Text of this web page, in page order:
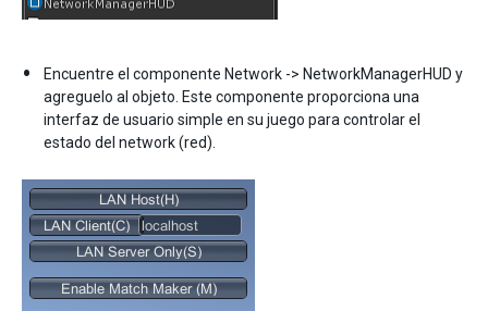
Encuentre el componente Network -> NetworkManagerHUD y
agreguelo al objeto. Este componente proporciona una
interfaz de usuario simple en su juego para controlar el
estado del network (red).